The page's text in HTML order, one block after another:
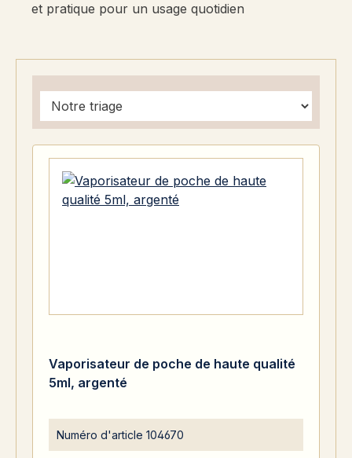
et pratique pour un usage quotidien
Vaporisateur de poche de haute qualité
5ml, argenté
Numéro d'article 104670